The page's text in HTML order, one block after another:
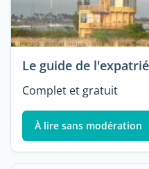
Le guide de
Complet et gratuit
À lire sans modération